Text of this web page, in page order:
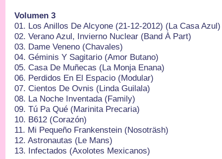
Volumen 3
01.⁠ ⁠Los Anillos De Alcyone (21-12-2012) (La Casa Azul)
02.⁠ ⁠Verano Azul, Invierno Nuclear (Band À Part)
03.⁠ ⁠Dame Veneno (Chavales)
04.⁠ ⁠Géminis Y Sagitario (Amor Butano)
05.⁠ ⁠Casa De Muñecas (La Monja Enana)
06.⁠ ⁠Perdidos En El Espacio (Modular)
07.⁠ ⁠Cientos De Ovnis (Linda Guilala)
08.⁠ ⁠La Noche Inventada (Family)
09.⁠ ⁠Tú Pa Qué (Marinita Precaria)
10.⁠ ⁠B612 (Corazón)
11.⁠ ⁠Mi Pequeño Frankenstein (Nosoträsh)
12.⁠ ⁠Astronautas (Le Mans)
13.⁠ ⁠Infectados (Axolotes Mexicanos)